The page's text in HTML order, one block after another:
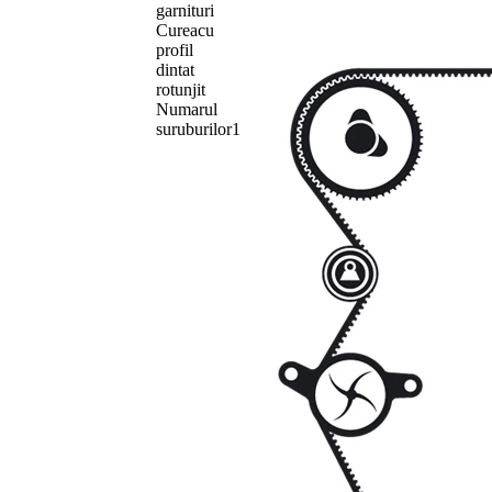
garnituri
Cureacu
profil
dintat
rotunjit
Numarul
suruburilor1